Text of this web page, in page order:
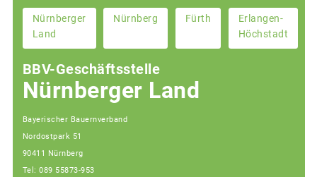
Nürnberger
Land
Nürnberg Fürth
Erlangen-
Höchstadt
BBV-Geschäftsstelle
Nürnberger Land
Bayerischer Bauernverband
Nordostpark 51
90411 Nürnberg
Tel: 089 55873-953